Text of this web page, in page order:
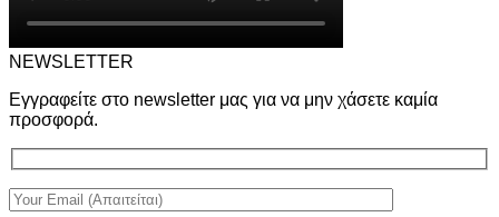
NEWSLETTER
Εγγραφείτε στο newsletter μας για να μην χάσετε καμία
προσφορά.